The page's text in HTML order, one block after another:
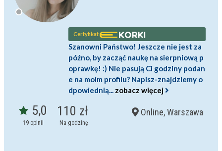
Certyfikat
Szanowni Państwo! Jeszcze nie jest za
późno, by zacząć naukę na sierpniową p
oprawkę! :) Nie pasują Ci godziny podan
e na moim profilu? Napisz-znajdziemy o
dpowiednią... zobacz więcej
5,0
19opinii
110 zł
Na godzinę
Online, Warszawa